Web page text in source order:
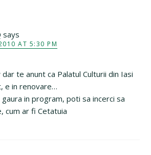
says
AT 5:30 PM
te anunt ca Palatul Culturii din Iasi
e in renovare…
gaura in program, poti sa incerci sa
cum ar fi Cetatuia